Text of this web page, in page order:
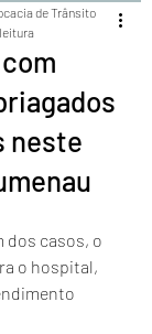
neste
de Trânsito
dos casos, o
o hospital,